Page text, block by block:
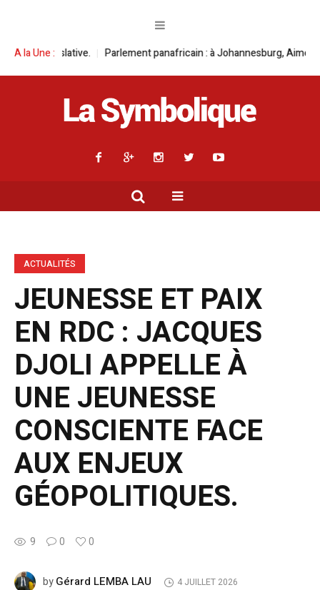
A la Une :
panafricain : à Johannesburg, Aimé Boji Sangara multiplie les
ACTUALITÉS
JEUNESSE ET PAIX
EN RDC : JACQUES
DJOLI APPELLE À
UNE JEUNESSE
CONSCIENTE FACE
AUX ENJEUX
GÉOPOLITIQUES.
9 0 0
byGérard LEMBA LAU 4 JUILLET 2026